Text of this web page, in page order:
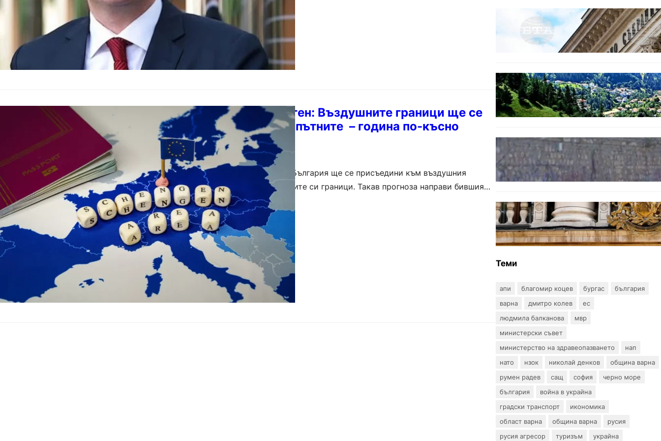
България на път към Шенген: Въздушните граници ще се
отворят през март, а сухопътните – година по-късно
България– 19.12.2023
Има висока вероятност, че през март, България ще се присъедини към въздушния
Шенген, а след година – и със сухопътните си граници. Такав прогноза направи бившия
заместник-външен министър Милен Керемедчиев…
БЕЗ КАТЕГОРИЯ
Дрон се взриви край Кардам:
България търси отговори за
произхода му.
БЪЛГАРИЯ
Полицията алармира за нова
схема с фалшиви лечители и
„вълшебни“ мехлеми
БЪЛГАРИЯ
Ограничават движението по
улица „Вълноломна“ във Варна
БЪЛГАРИЯ
Дрон навлезе в България край
границата с Румъния
Теми
апи благомир коцев бургас
българия
варна
дмитро колев
ес
людмила балканова
мвр
министерски съвет
министерство на здравеопазването
нап
нато
нзок николай денков
община варна
румен радев
сащ софия
черно море
българия
война в украйна
градски транспорт
икономика
област варна
община варна
русия
русия агресор
туризъм украйна